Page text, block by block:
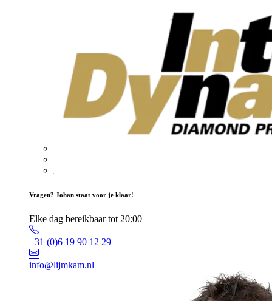
Vragen? Johan staat voor je klaar!
Elke dag bereikbaar tot 20:00
+31 (0)6 19 90 12 29
info@lijmkam.nl